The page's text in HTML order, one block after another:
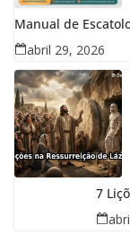
Manual de
abril 29, 2026
7